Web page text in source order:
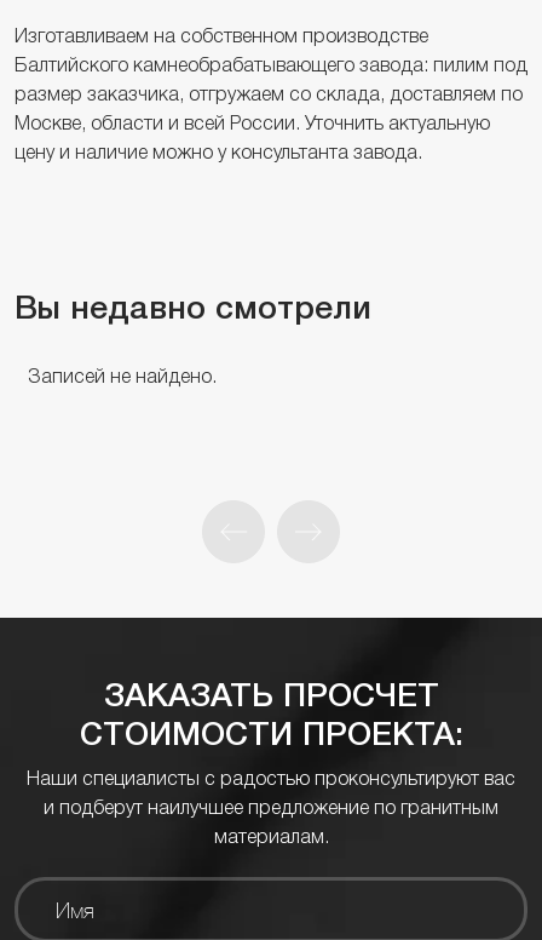
Изготавливаем на собственном производстве
Балтийского камнеобрабатывающего завода: пилим под
размер заказчика, отгружаем со склада, доставляем по
Москве, области и всей России. Уточнить актуальную
цену и наличие можно у консультанта завода.
Вы недавно смотрели
Записей не найдено.
ЗАКАЗАТЬ ПРОСЧЕТ
СТОИМОСТИ ПРОЕКТА:
Наши специалисты с радостью проконсультируют вас
и подберут наилучшее предложение по гранитным
материалам.